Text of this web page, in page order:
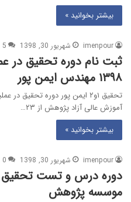
بیشتر بخوانید »
imenpour شهریور 30, 1398 5
ثبت نام دوره تحقیق در
۱۳۹۸ مهندس ایمن پور
آموزش عالی آزاد پژوهش از ۲۳…
بیشتر بخوانید »
imenpour شهریور 30, 1398 0
موسسه پژوهش